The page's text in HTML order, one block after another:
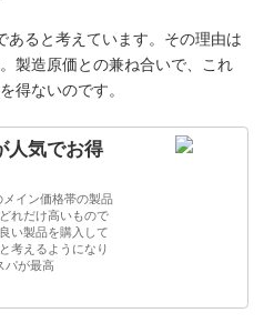
あると考えています。その理由は
製造原価との兼ね合いで、これ
得ないのです。
人気でお得
イン価格帯の製品
れだけ高いもので
い製品を購入して
考えるようになり
パが最高